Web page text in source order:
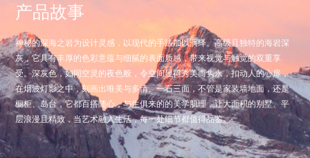
产品故事
神秘的深海之岩为设计灵感，以现代的手法加以演绎。高级且独特的海岩深
灰，它具有丰厚的色彩意蕴与细腻的表面质感，带来视觉与触觉的双重享
受。深灰色，如同空灵的夜色般，令空间显得秀美而隽永，扣动人的心扉，
在烟波灯影之中，刻画出唯美与多情。一石三面，不管是家装墙地面，还是
橱柜、岛台，它都百搭随心，与生俱来的的美学肌理，让大面积的别墅、平
层浪漫且精致，当艺术融入生活，每一处细节都值得品鉴。